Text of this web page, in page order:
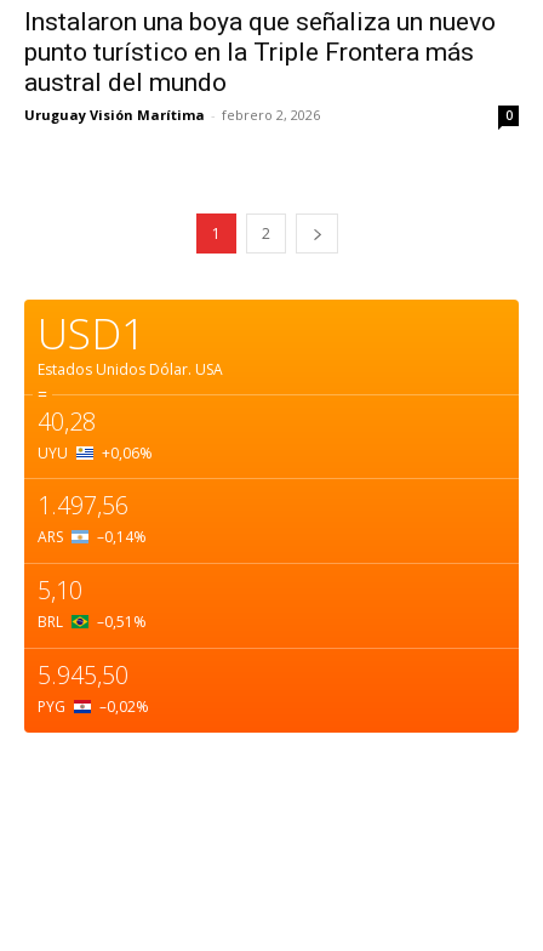
Instalaron una boya que señaliza un nuevo
punto turístico en la Triple Frontera más
austral del mundo
Uruguay Visión Marítima - febrero 2, 2026 0
1 2
USD1
Estados Unidos Dólar. USA
=
40,28
UYU +0,06%
1.497,56
ARS –0,14%
5,10
BRL –0,51 %
5.945,50
PYG –0,02%